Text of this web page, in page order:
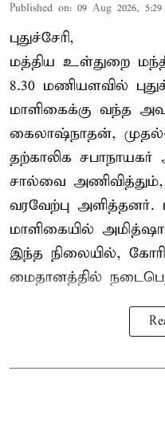
Published on: 09 Aug 2026,
புதுச்சேரி,
மத்திய உள்துறை
8.30 மணியளவில்
மாளிகைக்கு வந்த
கைலாஷ்நாதன்,
தற்காலிக
சால்வை
வரவேற்பு
மாளிகையில்
இந்த நிலையில்,
மைதானத்தில்